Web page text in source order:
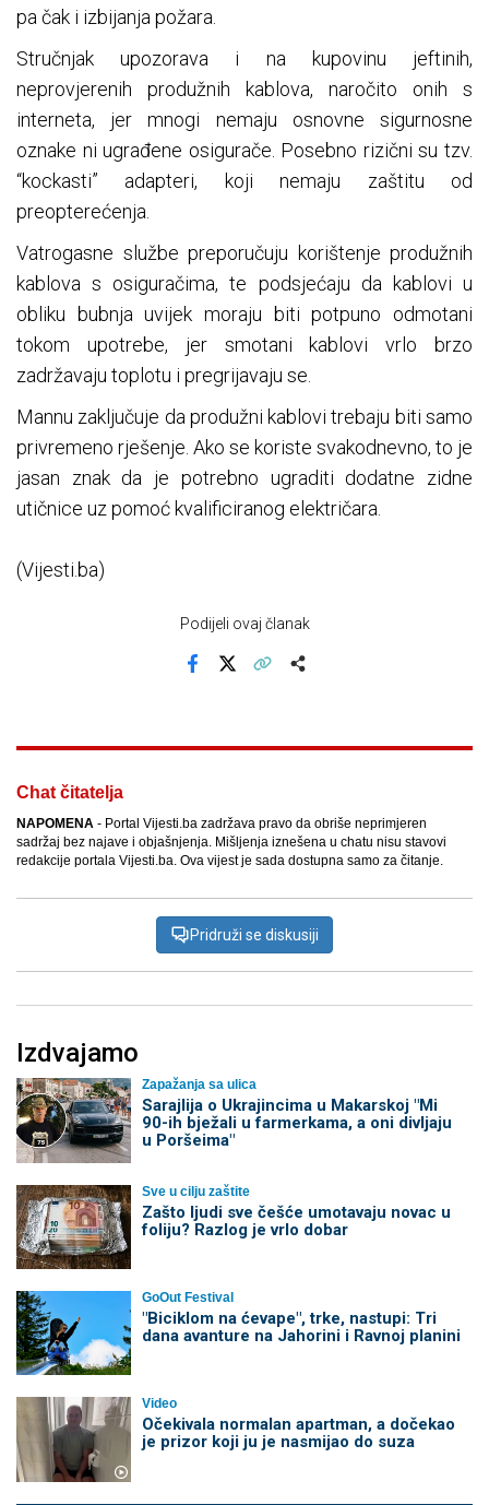
pa čak i izbijanja požara.
Stručnjak upozorava i na kupovinu jeftinih,
neprovjerenih produžnih kablova, naročito onih s
interneta, jer mnogi nemaju osnovne sigurnosne
oznake ni ugrađene osigurače. Posebno rizični su tzv.
“kockasti” adapteri, koji nemaju zaštitu od
preopterećenja.
Vatrogasne službe preporučuju korištenje produžnih
kablova s osiguračima, te podsjećaju da kablovi u
obliku bubnja uvijek moraju biti potpuno odmotani
tokom upotrebe, jer smotani kablovi vrlo brzo
zadržavaju toplotu i pregrijavaju se.
Mannu zaključuje da produžni kablovi trebaju biti samo
privremeno rješenje. Ako se koriste svakodnevno, to je
jasan znak da je potrebno ugraditi dodatne zidne
utičnice uz pomoć kvalificiranog električara.
(Vijesti.ba)
Podijeli ovaj članak
Chat čitatelja
NAPOMENA - Portal Vijesti.ba zadržava pravo da obriše neprimjeren
sadržaj bez najave i objašnjenja. Mišljenja iznešena u chatu nisu stavovi
redakcije portala Vijesti.ba. Ova vijest je sada dostupna samo za čitanje.
Pridruži se diskusiji
Izdvajamo
Zapažanja sa ulica
Sarajlija o Ukrajincima u Makarskoj "Mi
90-ih bježali u farmerkama, a oni divljaju
u Poršeima"
Sve u cilju zaštite
Zašto ljudi sve češće umotavaju novac u
foliju? Razlog je vrlo dobar
GoOut Festival
"Biciklom na ćevape", trke, nastupi: Tri
dana avanture na Jahorini i Ravnoj planini
Video
Očekivala normalan apartman, a dočekao
je prizor koji ju je nasmijao do suza